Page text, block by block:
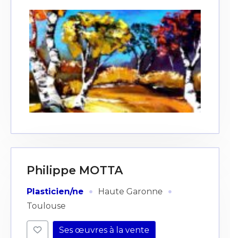
Philippe MOTTA
Plasticien/ne · Haute Garonne ·
Toulouse
Ses œuvres à la vente